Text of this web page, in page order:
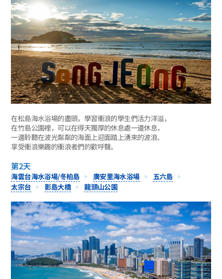
在松島海水浴場的盡頭，學習衝浪的學生們活力洋溢，
在竹島公園裡，可以在得天獨厚的休息處一邊休息，
一邊聆聽在波光粼粼的海面上迎面踏上湧來的波浪、
享受衝浪樂趣的衝浪者們的歡呼聲。
第2天
海雲台海水浴場/冬柏島 廣安里海水浴場
五六島
太宗台
影島大橋 龍頭山公園